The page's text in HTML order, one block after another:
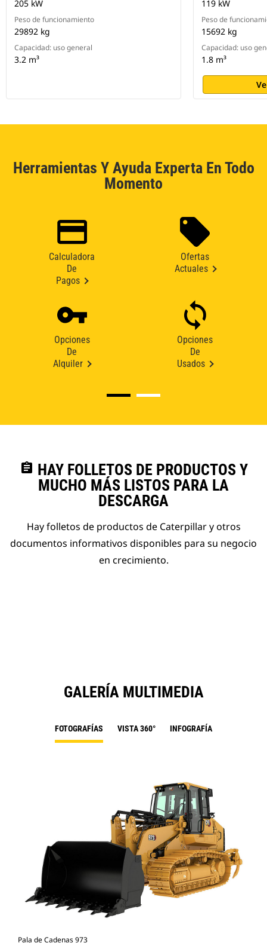
205 kW
Peso de funcionamiento
29892 kg
Capacidad: uso general
3.2 m³
119 kW
Peso de
15692 kg
Capacidad: uso
1.8 m³
Herramientas Y Ayuda Experta En Todo
Momento
Calculadora
De
Pagos
Ofertas
Actuales
Opciones
De
Alquiler
Opciones
De
Usados
assignment HAY FOLLETOS DE PRODUCTOS Y
MUCHO MÁS LISTOS PARA LA
DESCARGA
Hay folletos de productos de Caterpillar y otros
documentos informativos disponibles para su negocio
en crecimiento.
GALERÍA MULTIMEDIA
FOTOGRAFÍAS VISTA 360° INFOGRAFÍA
Pala de Cadenas 973